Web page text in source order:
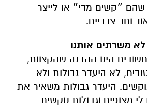
שהם ״קשים מדי״ או לייצר
וחד צדדיים.
משרתים אותנו
הינו ההבנה שהקצוות,
לא היעדר גבולות ולא
היעדר גבולות משאיר את
מצופים וגבולות נוקשים